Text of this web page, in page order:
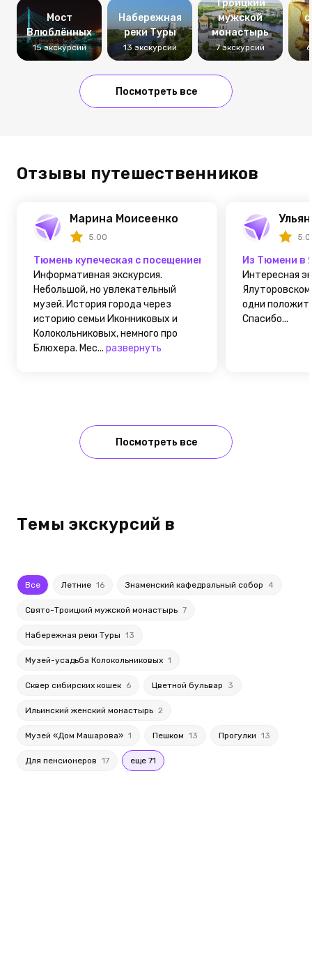
Мост
Влюблённых
15 экскурсий
Набережная
реки Туры
13 экскурсий
Троицкий
мужской
монастырь
7 экскурсий
Посмотреть все
Отзывы путешественников
Марина Моисеенко
5.00
Тюмень купеческая с посещением усадьбы
Информативная экскурсия.
Небольшой, но увлекательный
музей. История города через
историю семьи Иконниковых и
Колокольниковых, немного про
Блюхера. Мес... развернуть
Из Тюмени в
Интересная
одни
Спасибо...
Посмотреть все
Темы экскурсий в
Все Летние 16 Знаменский кафедральный собор 4
Свято-Троицкий мужской монастырь 7
Набережная реки Туры 13
Музей-усадьба Колокольниковых 1
Сквер сибирских кошек 6 Цветной бульвар 3
Ильинский женский монастырь 2
Музей «Дом Машарова» 1 Пешком 13 Прогулки 13
Для пенсионеров 17 еще 71